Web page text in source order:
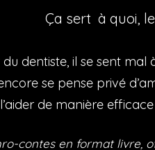
Ça sert à quoi,
dentiste, il se sent mal
se pense privé
de manière
contes en format livre,